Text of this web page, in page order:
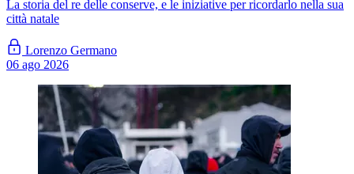
La storia del re delle conserve, e le iniziative per ricordarlo nella sua
città natale
Lorenzo Germano
06 ago 2026